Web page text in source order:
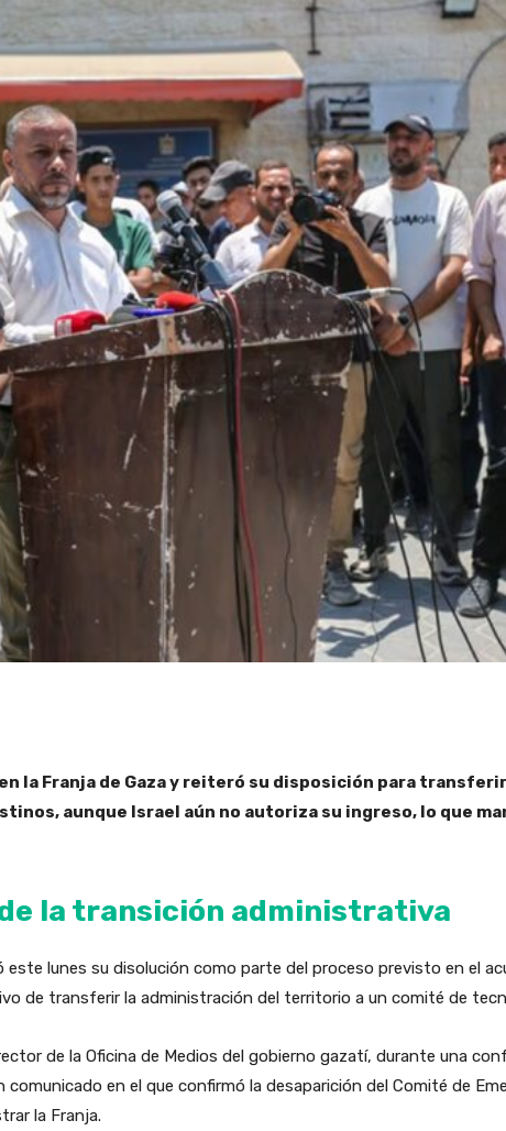
la Franja de Gaza y reiteró su disposición para
aunque Israel aún no autoriza su ingreso, lo que
la transición administrativa
este lunes su disolución como parte del proceso previsto en el
de transferir la administración del territorio a un comité de
de la Oficina de Medios del gobierno gazatí, durante una
en el que confirmó la desaparición del Comité de
la Franja.